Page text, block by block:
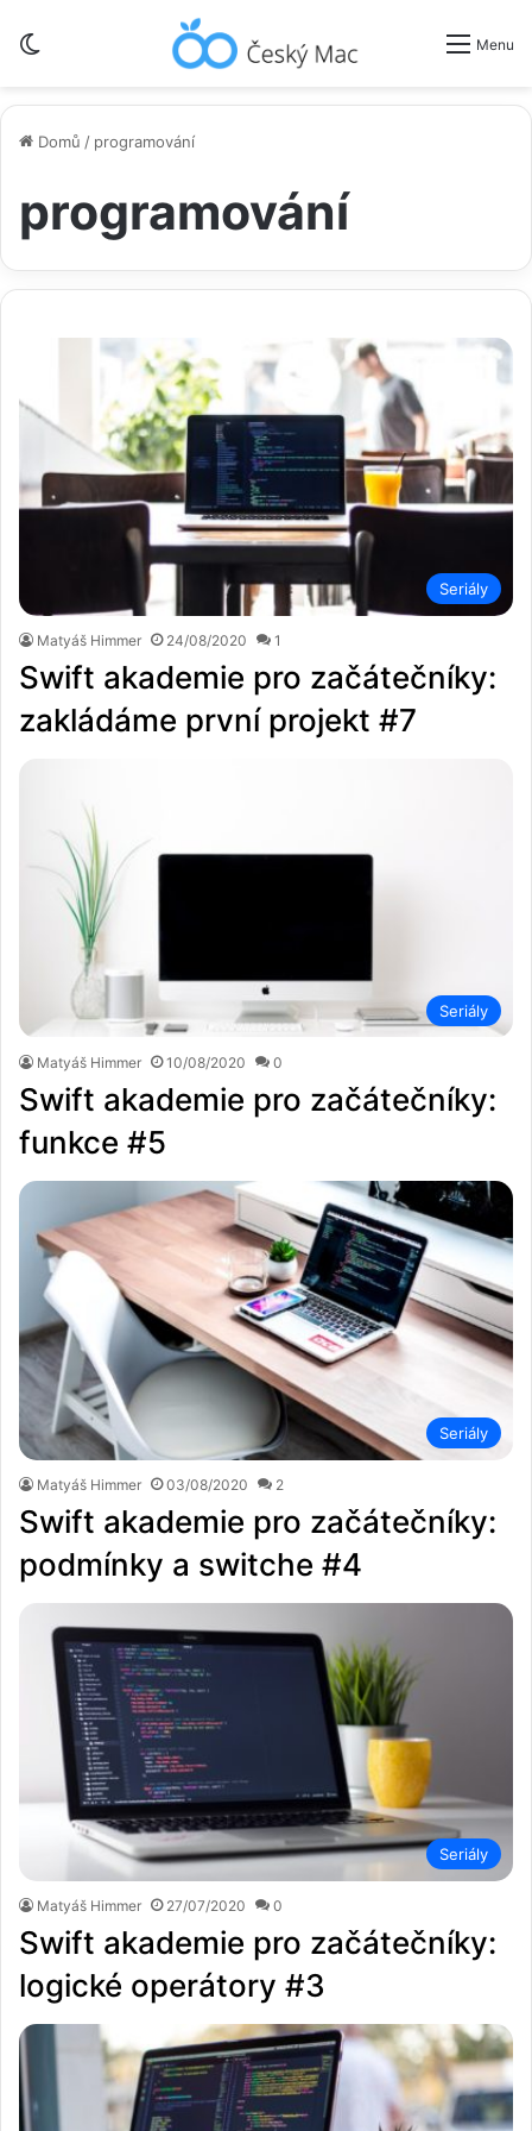
Menu
Domů / programování
programování
Seriály
Matyáš Himmer 24/08/2020 1
Swift akademie pro začátečníky:
zakládáme první projekt #7
Seriály
Matyáš Himmer 10/08/2020 0
Swift akademie pro začátečníky:
funkce #5
Seriály
Matyáš Himmer 03/08/2020 2
Swift akademie pro začátečníky:
podmínky a switche #4
Seriály
Matyáš Himmer 27/07/2020 0
Swift akademie pro začátečníky:
logické operátory #3